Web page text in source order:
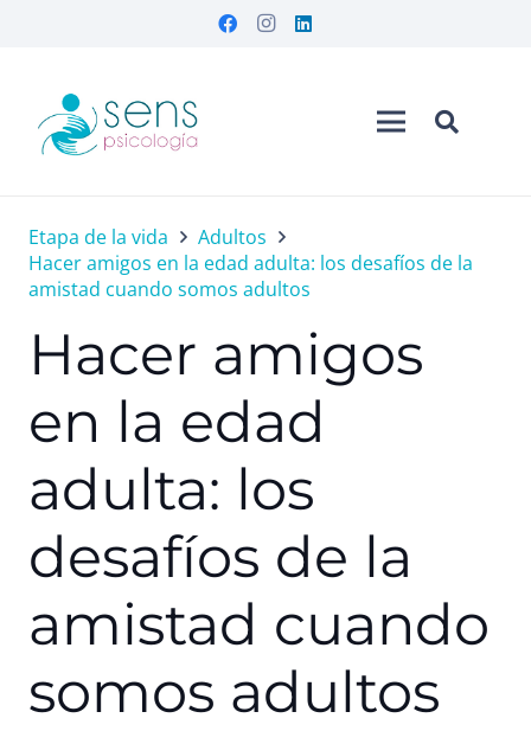
Etapa de la vida
Adultos
Hacer amigos en la edad adulta: los desafíos de la
amistad cuando somos adultos
Hacer amigos
en la edad
adulta: los
desafíos de la
amistad cuando
somos adultos